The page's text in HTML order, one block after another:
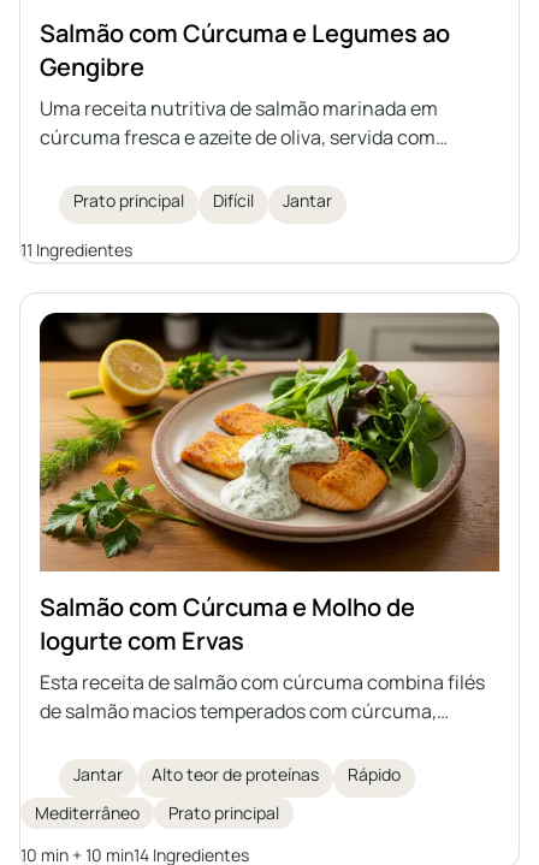
Salmão com Cúrcuma e Legumes ao
Gengibre
Uma receita nutritiva de salmão marinada em
cúrcuma fresca e azeite de oliva, servida com
o sistema imunológico, sendo uma opção saborosa e
saudável para o jantar.
Prato principal Difícil Jantar
11 Ingredientes
Salmão com Cúrcuma e Molho de
Iogurte com Ervas
Esta receita de salmão com cúrcuma combina filés
de salmão macios temperados com cúrcuma,
frigideira e finalizados com um vibrante molho de
iogurte com ervas. O prato é rico em proteínas e
ácidos graxos ômega-3, simples de preparar em
apenas 20 minutos, e fica ainda melhor servido com
Jantar Alto teor de proteínas
Rápido
Mediterrâneo
Prato principal
10 min + 10 min14 Ingredientes